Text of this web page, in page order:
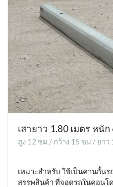
เสายาว 1.80 เมตร หนัก
สูง 12 ซม / กว้าง 15 ซม / ยาว
เหมาะสำหรับ ใช้เป็นคานกั้น
สรรพสินค้า ที่จอดรถในคอนโ